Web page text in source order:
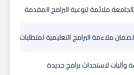
ملائمة لنوعية البرامج المقدمة
لضمان ملاءمة البرامج التعليمية لمتطلبات
وآليات لاستحداث برامج جديدة